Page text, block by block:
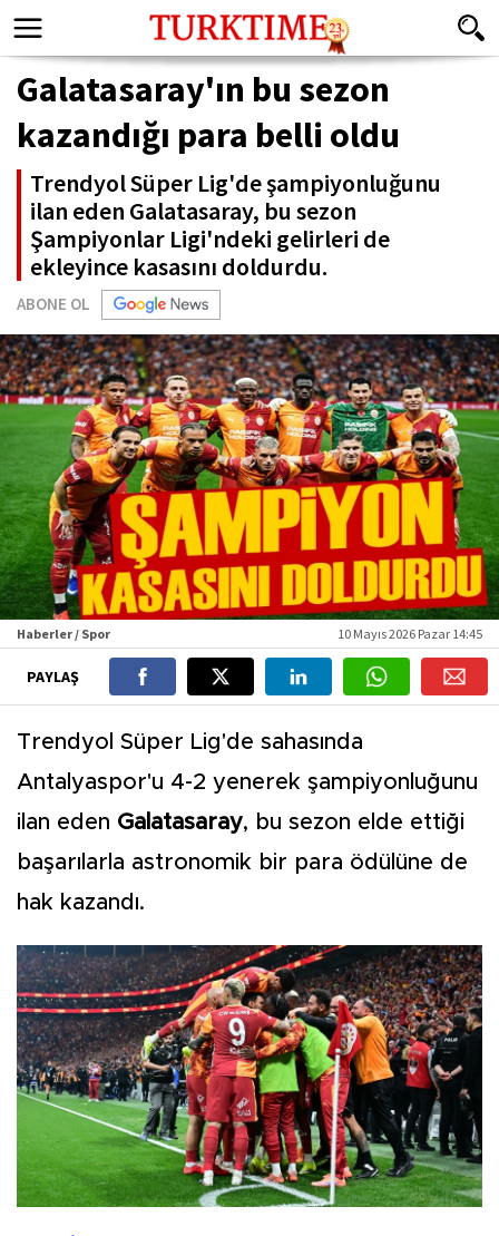
Galatasaray'ın bu sezon
kazandığı para belli oldu
Trendyol Süper Lig'de şampiyonluğunu
ilan eden Galatasaray, bu sezon
Şampiyonlar Ligi'ndeki gelirleri de
ekleyince kasasını doldurdu.
ABONE OL
Haberler / Spor 10 Mayıs 2026 Pazar 14:45
PAYLAŞ
Trendyol Süper Lig'de sahasında
Antalyaspor'u 4-2 yenerek şampiyonluğunu
ilan eden Galatasaray, bu sezon elde ettiği
başarılarla astronomik bir para ödülüne de
hak kazandı.